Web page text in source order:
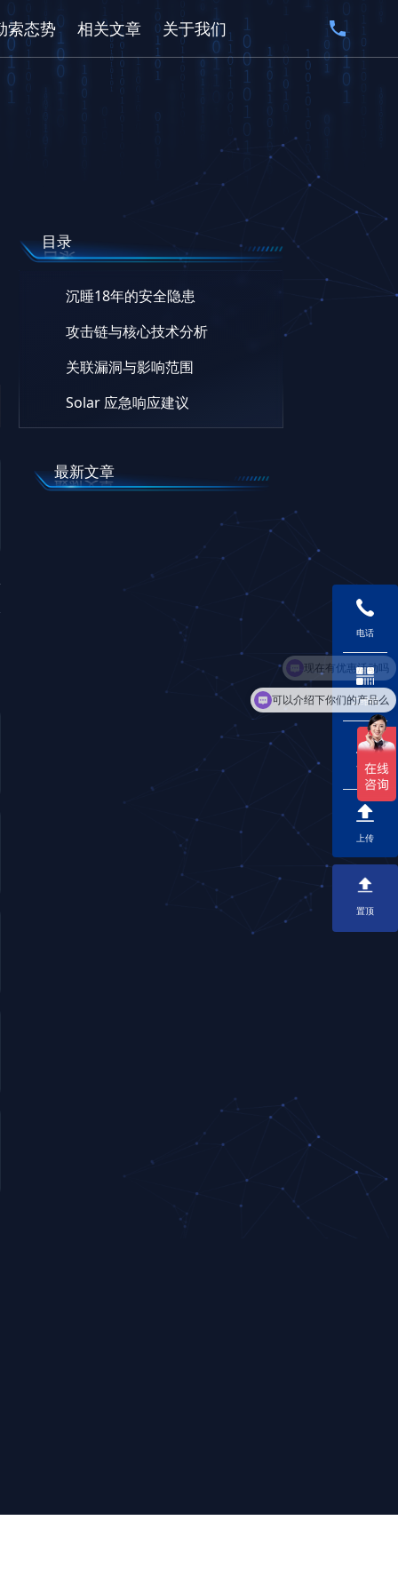
索态势 相关文章 关于我们
目录
沉睡18年的安全隐患
攻击链与核心技术分析
关联漏洞与影响范围
Solar 应急响应建议
最新文章
电话
二维码
下载
上传
置顶
可以介绍下你们的产品么
现在有优惠活动吗